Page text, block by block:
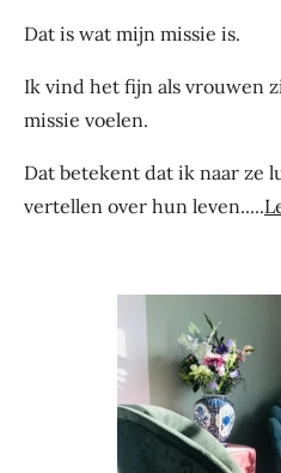
Dat is wat mijn missie is.
Ik vind het fijn als vrouwen
missie voelen.
Dat betekent dat ik naar ze
vertellen over hun leven.....